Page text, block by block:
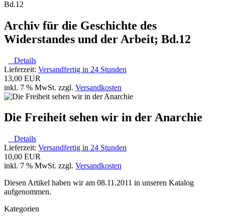
Archiv für die Geschichte des
Widerstandes und der Arbeit; Bd.12
Details
Lieferzeit: Versandfertig in 24 Stunden
13,00 EUR
inkl. 7 % MwSt. zzgl. Versandkosten
Die Freiheit sehen wir in der Anarchie
Details
Lieferzeit: Versandfertig in 24 Stunden
10,00 EUR
inkl. 7 % MwSt. zzgl. Versandkosten
Diesen Artikel haben wir am 08.11.2011 in unseren Katalog
aufgenommen.
Kategorien